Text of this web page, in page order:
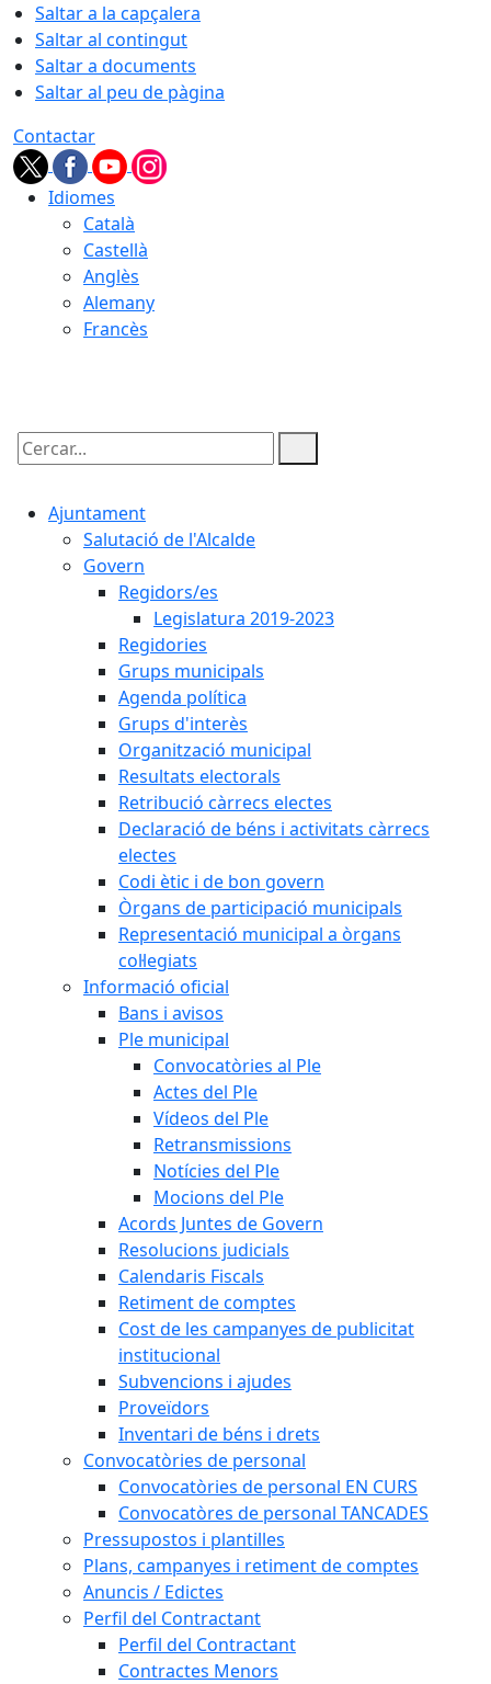
Saltar a la capçalera
Saltar al contingut
Saltar a documents
Saltar al peu de pàgina
Contactar
Idiomes
Català
Castellà
Anglès
Alemany
Francès
Cercar:
Ajuntament
Salutació de l'Alcalde
Govern
Regidors/es
Legislatura 2019-2023
Regidories
Grups municipals
Agenda política
Grups d'interès
Organització municipal
Resultats electorals
Retribució càrrecs electes
Declaració de béns i activitats càrrecs
electes
Codi ètic i de bon govern
Òrgans de participació municipals
Representació municipal a òrgans
col·legiats
Informació oficial
Bans i avisos
Ple municipal
Convocatòries al Ple
Actes del Ple
Vídeos del Ple
Retransmissions
Notícies del Ple
Mocions del Ple
Acords Juntes de Govern
Resolucions judicials
Calendaris Fiscals
Retiment de comptes
Cost de les campanyes de publicitat
institucional
Subvencions i ajudes
Proveïdors
Inventari de béns i drets
Convocatòries de personal
Convocatòries de personal EN CURS
Convocatòres de personal TANCADES
Pressupostos i plantilles
Plans, campanyes i retiment de comptes
Anuncis / Edictes
Perfil del Contractant
Perfil del Contractant
Contractes Menors